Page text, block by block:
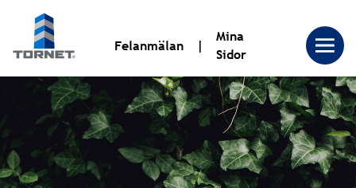
Tornet
Bostadsproduktion
Felanmälan
Mina
Sidor